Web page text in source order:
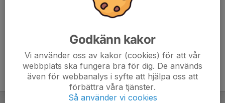
Godkänn kakor
Vi använder oss av kakor (cookies) för att vår
webbplats ska fungera bra för dig. De används
även för webbanalys i syfte att hjälpa oss att
förbättra våra tjänster.
Så använder vi cookies